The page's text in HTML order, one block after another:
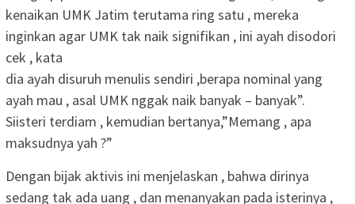
kenaikan UMK Jatim terutama ring satu , mereka
inginkan agar UMK tak naik signifikan , ini ayah disodori
cek , kata
dia ayah disuruh menulis sendiri ,berapa nominal yang
ayah mau , asal UMK nggak naik banyak – banyak”.
Siisteri terdiam , kemudian bertanya,”Memang , apa
maksudnya yah ?”
Dengan bijak aktivis ini menjelaskan , bahwa dirinya
sedang tak ada uang , dan menanyakan pada isterinya ,